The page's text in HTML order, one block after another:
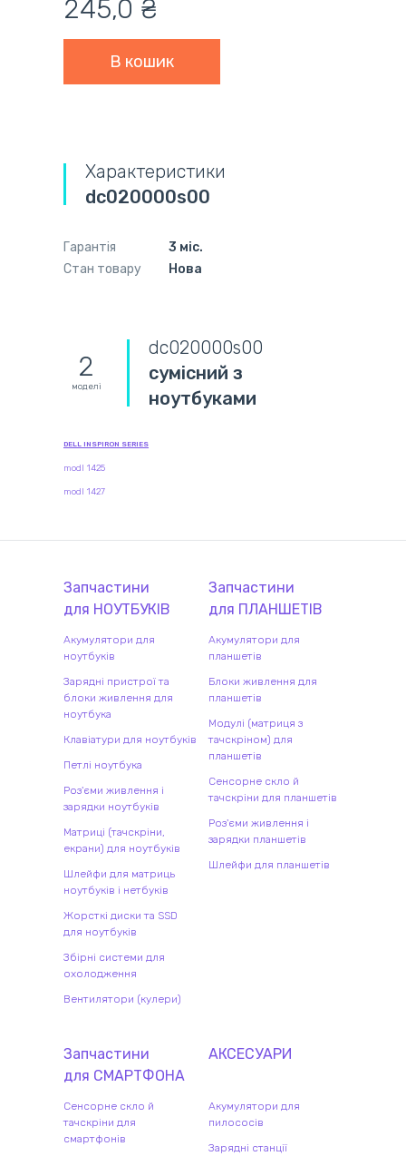
245,0 ₴
Характеристики
dc020000s00
Гарантія
3 міс.
Стан товару
Нова
2
моделі
dc020000s00
сумісний з
ноутбуками
DELL INSPIRON SERIES
modl 1425
modl 1427
Запчастини
для НОУТБУКІВ
Акумулятори для
ноутбуків
Зарядні пристрої та
блоки живлення для
ноутбука
Клавіатури для ноутбуків
Петлі ноутбука
Роз'єми живлення і
зарядки ноутбуків
Матриці (тачскріни,
екрани) для ноутбуків
Шлейфи для матриць
ноутбуків і нетбуків
Жорсткі диски та SSD
для ноутбуків
Збірні системи для
охолодження
Вентилятори (кулери)
Запчастини
для ПЛАНШЕТІВ
Акумулятори для
планшетів
Блоки живлення для
планшетів
Модулі (матриця з
тачскріном) для
планшетів
Сенсорне скло й
тачскріни для планшетів
Роз'єми живлення і
зарядки планшетів
Шлейфи для планшетів
Запчастини
для СМАРТФОНА
Сенсорне скло й
тачскріни для
смартфонів
АКСЕСУАРИ
Акумулятори для
пилососів
Зарядні станції